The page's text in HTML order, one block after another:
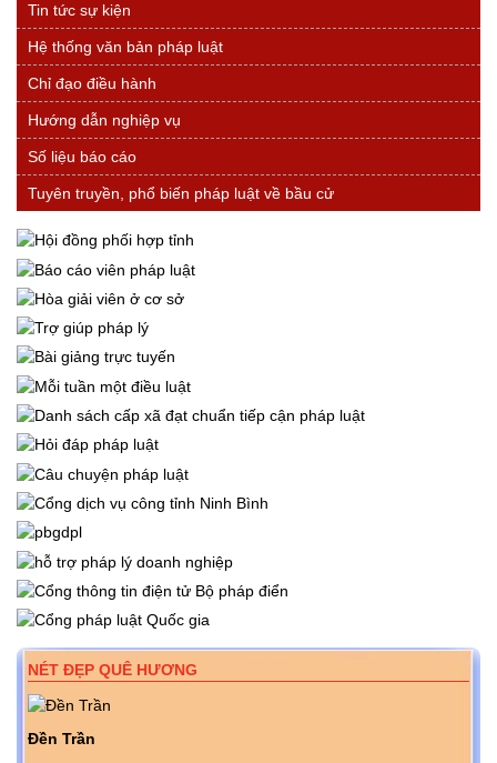
Tin tức sự kiện
Hệ thống văn bản pháp luật
Chỉ đạo điều hành
Hướng dẫn nghiệp vụ
Số liệu báo cáo
Tuyên truyền, phổ biến pháp luật về bầu cử
NÉT ĐẸP QUÊ HƯƠNG
Đền Trần